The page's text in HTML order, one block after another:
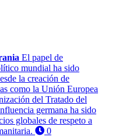
El papel de
mundial ha sido
la creación de
como la Unión Europea
del Tratado del
germana ha sido
globales de respeto a
0